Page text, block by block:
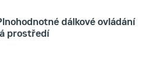
dálkové ovládání
prostředí